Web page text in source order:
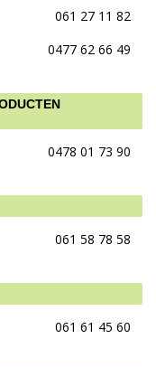
061 27 11 82
0477 62 66 49
0478 01 73 90
061 58 78 58
061 61 45 60